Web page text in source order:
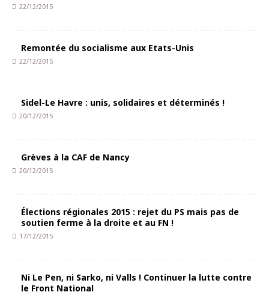
22/12/2015
Remontée du socialisme aux Etats-Unis
22/12/2015
Sidel-Le Havre : unis, solidaires et déterminés !
20/12/2015
Grèves à la CAF de Nancy
20/12/2015
Élections régionales 2015 : rejet du PS mais pas de
soutien ferme à la droite et au FN !
17/12/2015
Ni Le Pen, ni Sarko, ni Valls ! Continuer la lutte contre
le Front National